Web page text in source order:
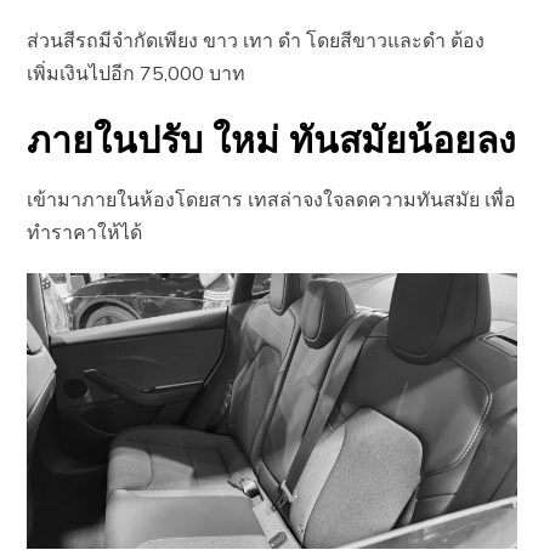
ส่วนสีรถมีจำกัดเพียง ขาว เทา ดำ โดยสีขาวและดำ ต้อง
เพิ่มเงินไปอีก 75,000 บาท
ภายในปรับ ใหม่ ทันสมัยน้อยลง
เข้ามาภายในห้องโดยสาร เทสล่าจงใจลดความทันสมัย เพื่อ
ทำราคาให้ได้